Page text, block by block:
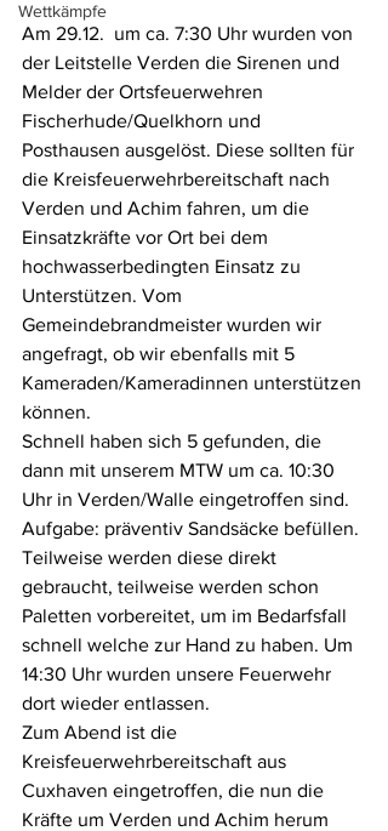
Wettkämpfe
Am 29.12.  um ca. 7:30 Uhr wurden von
der Leitstelle Verden die Sirenen und
Melder der Ortsfeuerwehren
Fischerhude/Quelkhorn und
Posthausen ausgelöst. Diese sollten für
die Kreisfeuerwehrbereitschaft nach
Verden und Achim fahren, um die
Einsatzkräfte vor Ort bei dem
hochwasserbedingten Einsatz zu
Unterstützen. Vom
Gemeindebrandmeister wurden wir
angefragt, ob wir ebenfalls mit 5
Kameraden/Kameradinnen unterstützen
können.
Schnell haben sich 5 gefunden, die
dann mit unserem MTW um ca. 10:30
Uhr in Verden/Walle eingetroffen sind.
Aufgabe: präventiv Sandsäcke befüllen.
Teilweise werden diese direkt
gebraucht, teilweise werden schon
Paletten vorbereitet, um im Bedarfsfall
schnell welche zur Hand zu haben. Um
14:30 Uhr wurden unsere Feuerwehr
dort wieder entlassen.
Zum Abend ist die
Kreisfeuerwehrbereitschaft aus
Cuxhaven eingetroffen, die nun die
Kräfte um Verden und Achim herum